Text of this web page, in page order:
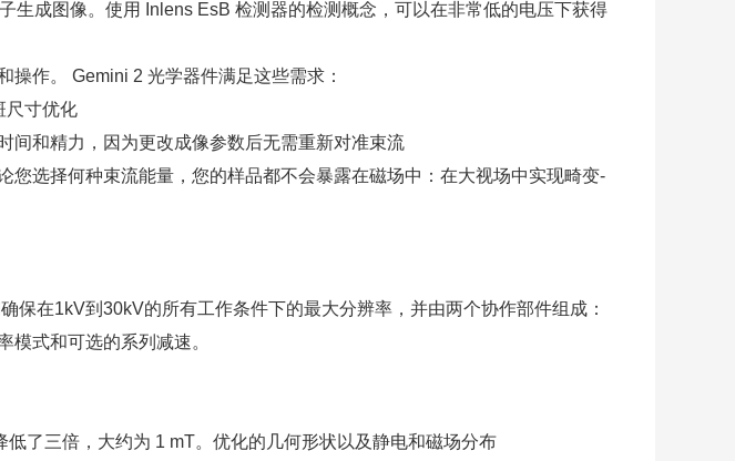
成图像。使用 Inlens EsB 检测器的检测概念，可以在非常低的电压下获得
作。 Gemini 2 光学器件满足这些需求：
尺寸优化
间和精力，因为更改成像参数后无需重新对准束流
选择何种束流能量，您的样品都不会暴露在磁场中：在大视场中实现畸变-
在1kV到30kV的所有工作条件下的最大分辨率，并由两个协作部件组成：
式和可选的系列减速。
了三倍，大约为 1 mT。优化的几何形状以及静电和磁场分布